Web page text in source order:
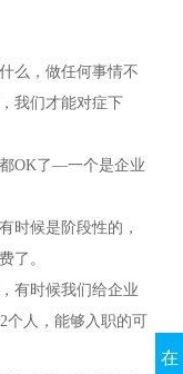
么，做任何事情不
我们才能对症下
OK了—一个是企业
时候是阶段性的，
了。
有时候我们给企业
个人，能够入职的可
在